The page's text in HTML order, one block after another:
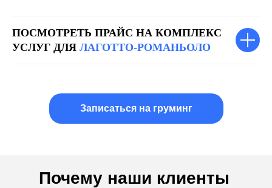
ПОСМОТРЕТЬ ПРАЙС НА КОМПЛЕКС
УСЛУГ ДЛЯ ЛАГОТТО-РОМАНЬОЛО
Записаться на груминг
Почему наши клиенты